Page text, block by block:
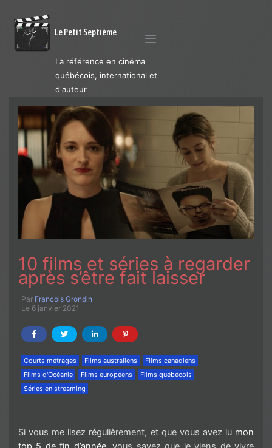
Le Petit Septième
La référence en cinéma
québécois, international et
d'auteur
10 films et séries à regarder
après s’être fait laisser
Par Francois Grondin
Le 6 janvier 2021
Courts métrages Films australiens
Films canadiens
Films d'Océanie
Films européens
Films québécois
Séries en streaming
Si vous me lisez régulièrement, et que vous avez lu mon